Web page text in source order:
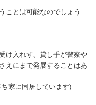
ことは可能なのでしょう
け入れず、貸し手が警察や
えにまで発展することはあ
家に同居しています)